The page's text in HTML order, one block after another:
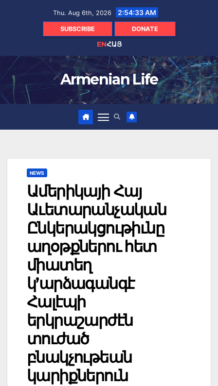
Thu. Aug 6th, 2026 2:54:34 AM
SUBSCRIBE DONATE
ENՀԱՅ
Armenian Life
NEWS
Ամերիկայի Հայ
Աւետարանչական
Ընկերակցութիւնը
աղօթքներու հետ
միատեղ
կ’արձագանգէ
Հալէպի
երկրաշարժէն
տուժած
բնակչութեան
կարիքներուն